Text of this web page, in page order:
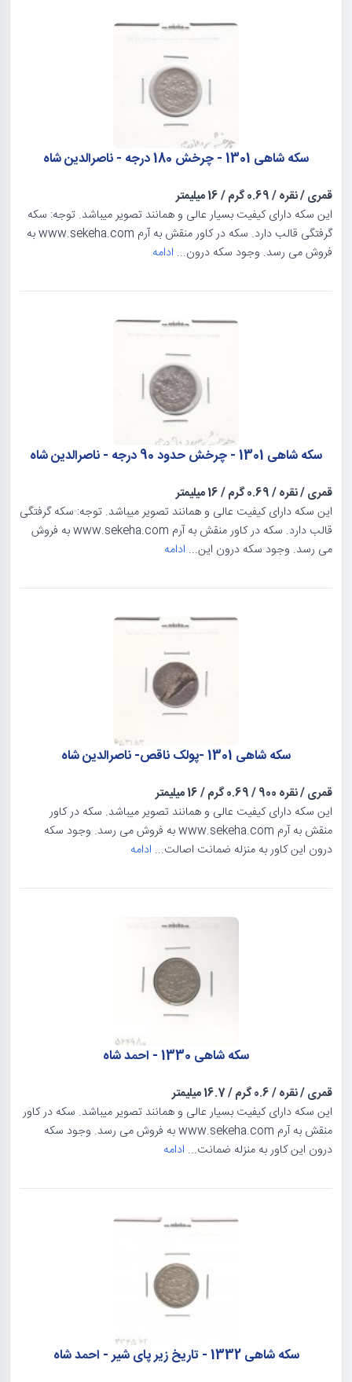
سکه شاهی 1301 - چرخش 180 درجه - ناصرالدین شاه
قمری/نقره/0.69 گرم /16 میلیمتر
این سکه دارای کیفیت بسیار عالی و همانند تصویر میباشد. توجه: سکه
گرفتگی قالب دارد. سکه در کاور منقش به آرم www.sekeha.com به
فروش می رسد. وجود سکه درون... ادامه
سکه شاهی 1301 - چرخش حدود 90 درجه - ناصرالدین شاه
قمری/نقره/0.69 گرم /16 میلیمتر
این سکه دارای کیفیت عالی و همانند تصویر میباشد. توجه: سکه گرفتگی
قالب دارد. سکه در کاور منقش به آرم www.sekeha.com به فروش
می رسد. وجود سکه درون این... ادامه
سکه شاهی 1301 -پولک ناقص- ناصرالدین شاه
قمری/نقره 900 /0.69 گرم /16 میلیمتر
این سکه دارای کیفیت عالی و همانند تصویر میباشد. سکه در کاور
منقش به آرم www.sekeha.com به فروش می رسد. وجود سکه
درون این کاور به منزله ضمانت اصالت... ادامه
سکه شاهی 1330 - احمد شاه
قمری/نقره/0.6 گرم /16.7 میلیمتر
این سکه دارای کیفیت بسیار عالی و همانند تصویر میباشد. سکه در کاور
منقش به آرم www.sekeha.com به فروش می رسد. وجود سکه
درون این کاور به منزله ضمانت... ادامه
سکه شاهی 1332 - تاریخ زیر پای شیر - احمد شاه